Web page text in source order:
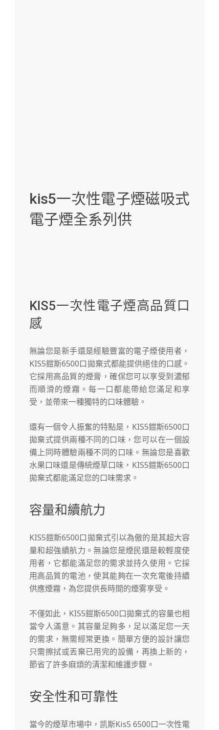
kis5一次性電子煙磁吸式
電子煙全系列供
KIS5一次性電子煙高品質口
感
無論您是新手還是經驗豐富的電子煙使用者，
KIS5鎧斯6500口拋棄式都能提供絕佳的口感。
它採用高品質的煙膏，確保您可以享受到濃郁
而順滑的煙霧。每一口都能帶給您滿足和享
受，並帶來一種獨特的口味體驗。
還有一個令人振奮的特點是，KIS5鎧斯6500口
拋棄式提供兩種不同的口味，您可以在一個設
備上同時體驗兩種不同的口味。無論您是喜歡
水果口味還是傳統煙草口味，KIS5鎧斯6500口
拋棄式都能滿足您的口味需求。
容量和續航力
KIS5鎧斯6500口拋棄式引以為傲的是其超大容
量和超強續航力。無論您是煙民還是較輕度使
用者，它都能滿足您的需求並持久使用。它採
用高品質的電池，使其能夠在一次充電後持續
供應煙霧，為您提供長時間的煙雾享受。
不僅如此，KIS5鎧斯6500口拋棄式的容量也相
當令人滿意。其容量足夠多，足以滿足您一天
的需求，無需經常更換。簡單方便的設計讓您
只需擦拭或丟棄已用完的設備，再換上新的，
節省了許多麻煩的清潔和維護步驟。
安全性和可靠性
當今的煙草市場中，凯斯Kis5 6500口一次性電